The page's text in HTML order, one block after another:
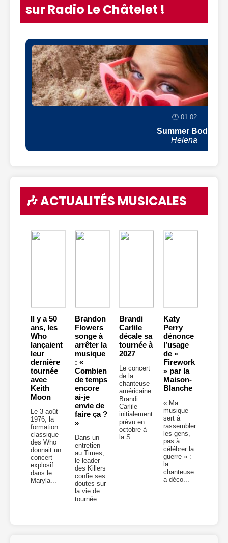
sur Radio Le Châtelet !
🕒 01:02
Summer Body
Helena
🎶 ACTUALITÉS MUSICALES
Il y a 50
ans, les
Who
lançaient
leur
dernière
tournée
avec
Keith
Moon
Le 3 août
1976, la
formation
classique
des Who
donnait un
concert
explosif
dans le
Maryla...
Brandon
Flowers
songe à
arrêter la
musique
: «
Combien
de temps
encore
ai-je
envie de
faire ça ?
»
Dans un
entretien
au Times,
le leader
des Killers
confie ses
doutes sur
la vie de
tournée...
Brandi
Carlile
décale sa
tournée à
2027
Le concert
de la
chanteuse
américaine
Brandi
Carlile
initialement
prévu en
octobre à
la S...
Katy
Perry
dénonce
l’usage
de «
Firework
» par la
Maison-
Blanche
« Ma
musique
sert à
rassembler
les gens,
pas à
célébrer la
guerre » :
la
chanteuse
a déco...